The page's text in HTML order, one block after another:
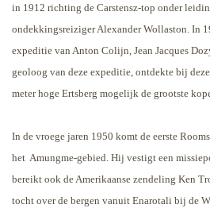
in 1912 richting de Carstensz-top onder
ondekkingsreiziger Alexander Wollaston. In
expeditie van Anton Colijn, Jean Jacques
geoloog van deze expeditie, ontdekte bij
meter hoge Ertsberg mogelijk de grootste
In de vroege jaren 1950 komt de eerste
het Amungme-gebied. Hij vestigt een
bereikt ook de Amerikaanse zendeling Ken
tocht over de bergen vanuit Enarotali bij de